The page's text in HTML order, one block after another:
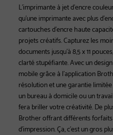
L’imprimante à jet d’encre
qu’une imprimante avec plus
cartouches d’encre haute
projets créatifs. Capturez les
documents jusqu’à 8,5 x 11
clarté stupéfiante. Avec un
mobile grâce à l’application
résolution et une garantie
un bureau à domicile ou un
fera briller votre créativité. De
Brother offrant différents
d’impression. Ça, c’est un gros